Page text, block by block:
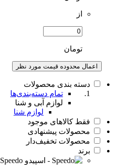
از
تومان
اعمال محدوده قیمت مورد نظر
دسته بندی محصولات
تمام دسته‌بندی‌ها
لوازم آبی و شنا
لوازم شنا
فقط کالاهای موجود
محصولات پیشنهادی
محصولات تخفیف‌دار
برند
Speedo - اسپیدو